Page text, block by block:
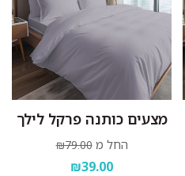
מצעים כותנה פרקל לילך
החל מ ₪79.00
₪39.00